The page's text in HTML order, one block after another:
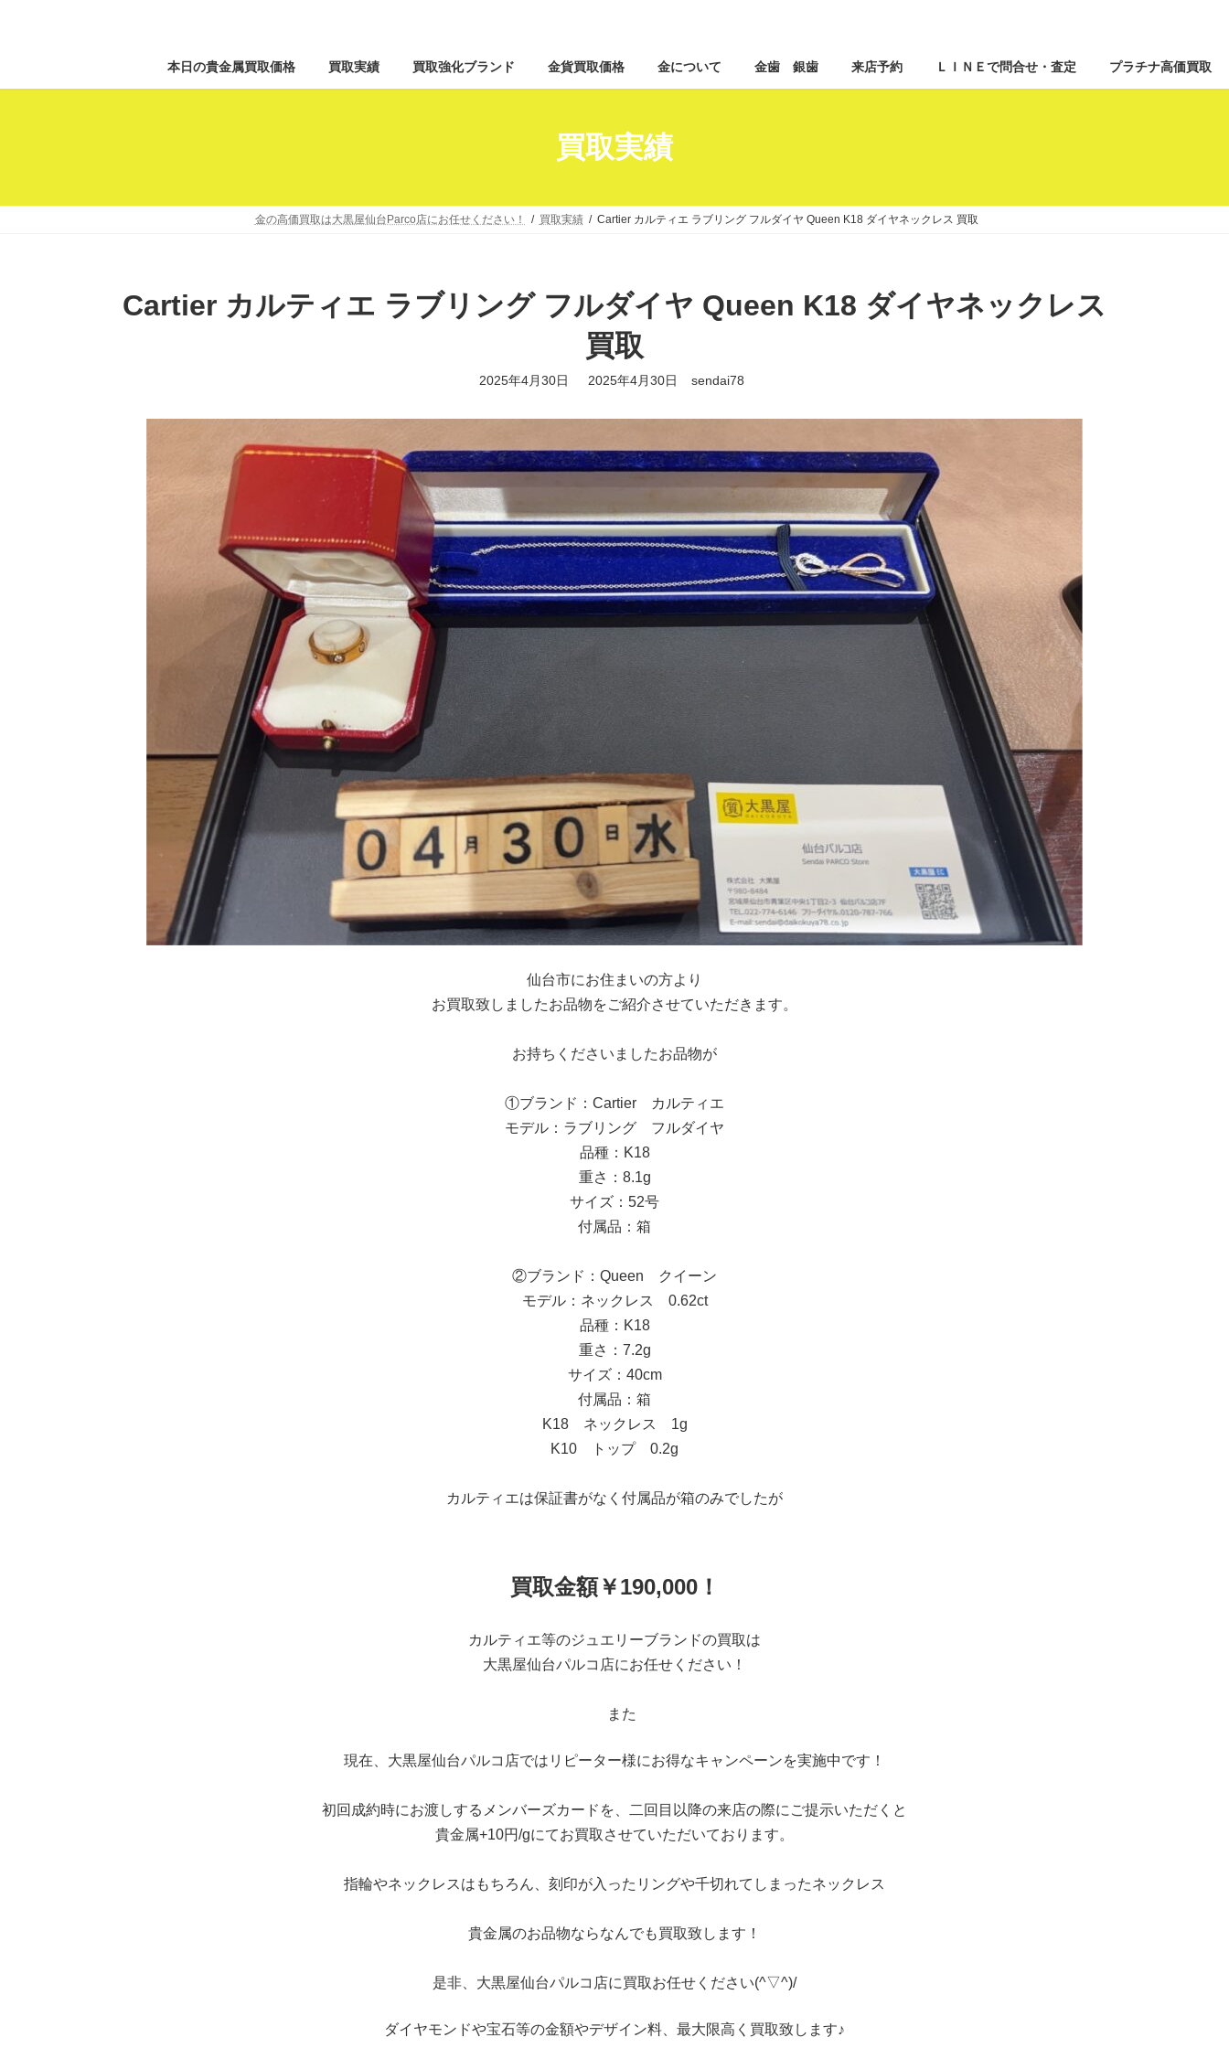
ン
テ
ツ
へ
ッ
プ
ビ
ゲ
シ
ョ
移
動
本日の貴金属買取価格 買取実績 買取強化ブランド 金貨買取価格 金について 金歯 銀歯 来店予約 ＬＩＮＥで問合せ・査定 プラチナ高価買取
買取実績
金の高価買取は大黒屋仙台Parco店にお任せください！ 買取実績 Cartier カルティエ ラブリング フルダイヤ Queen K18 ダイヤネックレス 買取
Cartier カルティエ ラブリング フルダイヤ Queen K18 ダイヤネックレス
買取
2025年4月30日
最
時
2025年4月30日 sendai78
仙台市にお住まいの方より
お買取致しましたお品物をご紹介させていただきます。
お持ちくださいましたお品物が
①ブランド：Cartier カルティエ
モデル：ラブリング フルダイヤ
品種：K18
重さ：8.1g
サイズ：52号
付属品：箱
②ブランド：Queen クイーン
モデル：ネックレス 0.62ct
品種：K18
重さ：7.2g
サイズ：40cm
付属品：箱
K18 ネックレス 1g
K10 トップ 0.2g
カルティエは保証書がなく付属品が箱のみでしたが
買取金額￥190,000！
カルティエ等のジュエリーブランドの買取は
大黒屋仙台パルコ店にお任せください！
また
現在、大黒屋仙台パルコ店ではリピーター様にお得なキャンペーンを実施中です！
初回成約時にお渡しするメンバーズカードを、二回目以降の来店の際にご提示いただくと
貴金属+10円/gにてお買取させていただいております。
指輪やネックレスはもちろん、刻印が入ったリングや千切れてしまったネックレス
貴金属のお品物ならなんでも買取致します！
是非、大黒屋仙台パルコ店に買取お任せください(^▽^)/
ダイヤモンドや宝石等の金額やデザイン料、最大限高く買取致します♪